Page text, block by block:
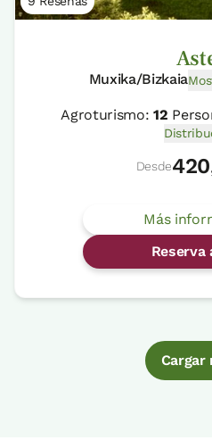
Muxika/Bizkaia
Agroturismo:12
Desde
Más
Reserva
Cargar